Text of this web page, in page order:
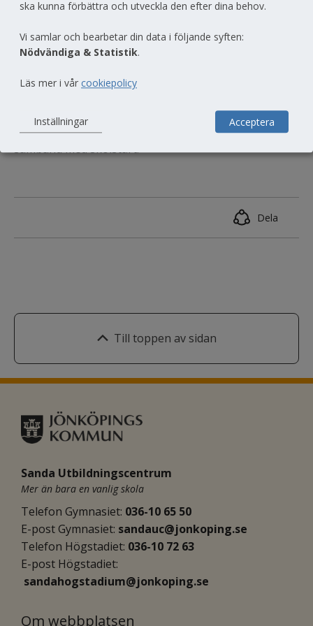
Åk 3 gymnasiet samlas i angiven sal kl. 10:00 - se
ca en vecka innan skolstart).
elevboende får information från skolans
boendeinstruktörer kring inflytt och aktiviteter i
samband med skolstart.
Dela
Till toppen av sidan
Sanda Utbildningscentrum
Mer än bara en vanlig skola
Telefon Gymnasiet: 036-10 65 50
E-post Gymnasiet: sandauc@jonkoping.se
Telefon Högstadiet: 036-10 72 63
E-post Högstadiet:
sandahogstadium@jonkoping.se
Om webbplatsen
ska kunna förbättra och utveckla den efter dina behov.
Vi samlar och bearbetar din data i följande syften:
Nödvändiga & Statistik.
Läs mer i vår cookiepolicy
Inställningar Acceptera